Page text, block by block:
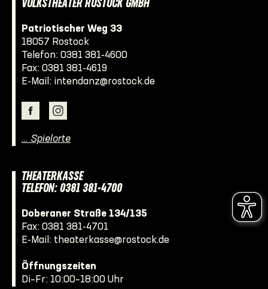
VOLKSTHEATER ROSTOCK GMBH
Patriotischer Weg 33
18057 Rostock
Telefon: 0381 381-4600
Fax: 0381 381-4619
E-Mail: intendanz@rostock.de
… Spielorte
THEATERKASSE
TELEFON: 0381 381-4700
Doberaner Straße 134/135
Fax: 0381 381-4701
E-Mail: theaterkasse@rostock.de
Öffnungszeiten
Di–Fr: 10:00–18:00 Uhr